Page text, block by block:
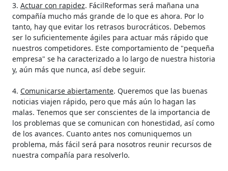
3. Actuar con rapidez. FácilReformas será mañana una
compañía mucho más grande de lo que es ahora. Por lo
tanto, hay que evitar los retrasos burocráticos. Debemos
ser lo suficientemente ágiles para actuar más rápido que
nuestros competidores. Este comportamiento de "pequeña
empresa" se ha caracterizado a lo largo de nuestra historia
y, aún más que nunca, así debe seguir.
4. Comunicarse abiertamente. Queremos que las buenas
noticias viajen rápido, pero que más aún lo hagan las
malas. Tenemos que ser conscientes de la importancia de
los problemas que se comunican con honestidad, así como
de los avances. Cuanto antes nos comuniquemos un
problema, más fácil será para nosotros reunir recursos de
nuestra compañía para resolverlo.